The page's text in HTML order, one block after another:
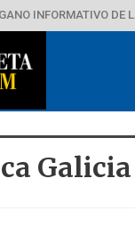
INFORMATIVO DE